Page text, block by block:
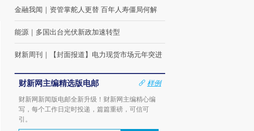
金融我闻 ｜ 资管掌舵人更替 百年人寿僵局何解
能源 ｜ 多国出台光伏新政加速转型
财新周刊 ｜ 【封面报道】电力现货市场元年突进
财新网主编精选版电邮
样例
财新网新闻版电邮全新升级！财新网主编精心编
写，每个工作日定时投递，篇篇重磅，可信可
引。